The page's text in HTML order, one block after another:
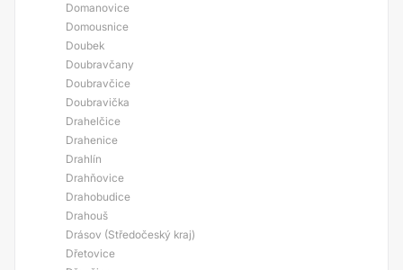
Domanovice
Domousnice
Doubek
Doubravčany
Doubravčice
Doubravička
Drahelčice
Drahenice
Drahlín
Drahňovice
Drahobudice
Drahouš
Drásov (Středočeský kraj)
Dřetovice